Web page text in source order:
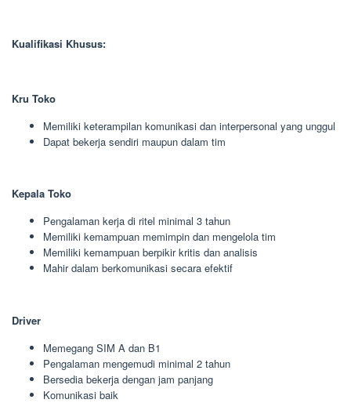
Kualifikasi Khusus:
Kru Toko
Memiliki keterampilan komunikasi dan interpersonal yang unggul
Dapat bekerja sendiri maupun dalam tim
Kepala Toko
Pengalaman kerja di ritel minimal 3 tahun
Memiliki kemampuan memimpin dan mengelola tim
Memiliki kemampuan berpikir kritis dan analisis
Mahir dalam berkomunikasi secara efektif
Driver
Memegang SIM A dan B1
Pengalaman mengemudi minimal 2 tahun
Bersedia bekerja dengan jam panjang
Komunikasi baik